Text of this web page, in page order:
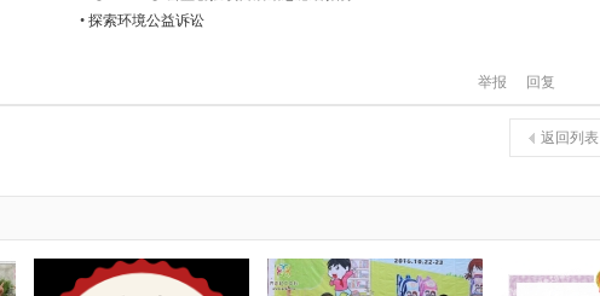
• 探索环境公益诉讼
回复
举报
返回列表